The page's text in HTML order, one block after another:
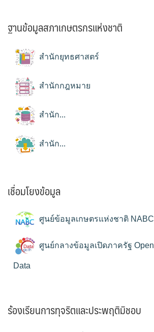
ฐานข้อมูลสภาเกษตรกรแห่งชาติ
สำนักยุทธศาสตร์
สำนักกฎหมาย
สำนัก...
สำนัก...
เชื่อมโยงข้อมูล
ศูนย์ข้อมูลเกษตรแห่งชาติ NABC
ศูนย์กลางข้อมูลเปิดภาครัฐ Open
Data
ร้องเรียนการทุจริตและประพฤติมิชอบ